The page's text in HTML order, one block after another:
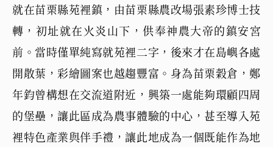
就在苗栗縣苑裡鎮，由苗栗縣農改場張素珍博士技
轉，初址就在火炎山下，供奉神農大帝的鎮安宮
前。當時僅單純寫就苑裡二字，後來才在島嶼各處
開散葉，彩繪圖案也越趨豐富。身為苗栗穀倉，鄭
年鈞曾構想在交流道附近，興築一處能夠環顧四周
的堡壘，讓此區成為農事體驗的中心，甚至導入苑
裡特色產業與伴手禮，讓此地成為一個既能作為地